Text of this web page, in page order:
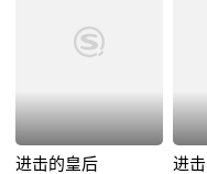
进击的皇后 进